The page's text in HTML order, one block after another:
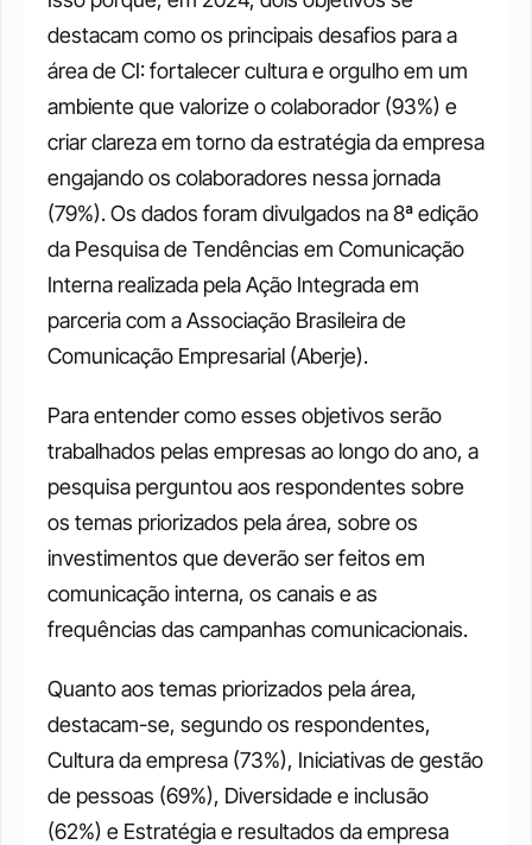
destacam como os principais desafios para a
área de CI: fortalecer cultura e orgulho em um
ambiente que valorize o colaborador (93%) e
criar clareza em torno da estratégia da empresa
engajando os colaboradores nessa jornada
(79%). Os dados foram divulgados na 8ª edição
da Pesquisa de Tendências em Comunicação
Interna realizada pela Ação Integrada em
parceria com a Associação Brasileira de
Comunicação Empresarial (Aberje).
Para entender como esses objetivos serão
trabalhados pelas empresas ao longo do ano, a
pesquisa perguntou aos respondentes sobre
os temas priorizados pela área, sobre os
investimentos que deverão ser feitos em
comunicação interna, os canais e as
frequências das campanhas comunicacionais.
Quanto aos temas priorizados pela área,
destacam-se, segundo os respondentes,
Cultura da empresa (73%), Iniciativas de gestão
de pessoas (69%), Diversidade e inclusão
(62%) e Estratégia e resultados da empresa